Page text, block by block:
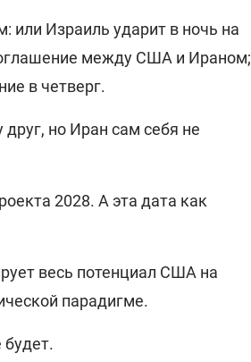
или Израиль ударит в ночь на
между США и Ираном;
в четверг.
но Иран сам себя не
2028. А эта дата как
весь потенциал США на
парадигме.
будет.